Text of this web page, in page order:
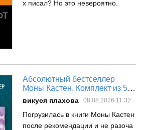
х писал? Но это невероятно.
Абсолютный бестселлер
Моны Кастен. Комплект из 5
викуся плахова 08.08.2026 11:32
Погрузилась в книги Моны Кастен
после рекомендации и не разоча